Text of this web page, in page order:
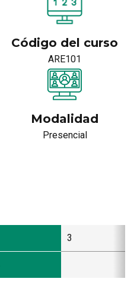
Código del curso
ARE101
Modalidad
Presencial
3